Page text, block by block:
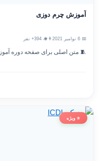
آموزش چرم دوزی
👨‍🎓 394+ نفر
🧵 متن اصلی برای صفحه دوره
⭐ ویژه